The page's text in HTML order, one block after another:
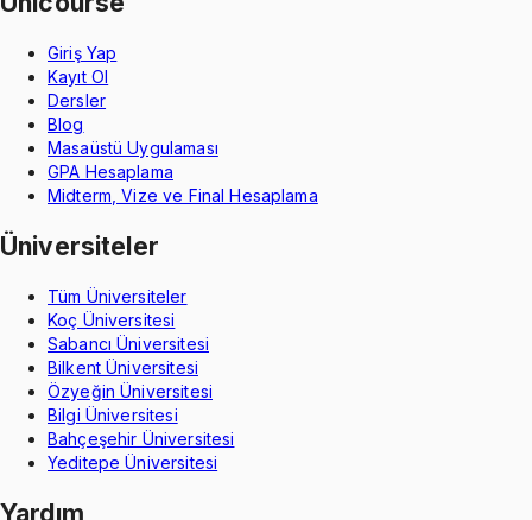
Giriş Yap
Kayıt Ol
Dersler
Blog
Masaüstü Uygulaması
GPA Hesaplama
Midterm, Vize ve Final Hesaplama
Üniversiteler
Tüm Üniversiteler
Koç Üniversitesi
Sabancı Üniversitesi
Bilkent Üniversitesi
Özyeğin Üniversitesi
Bilgi Üniversitesi
Bahçeşehir Üniversitesi
Yeditepe Üniversitesi
Yardım